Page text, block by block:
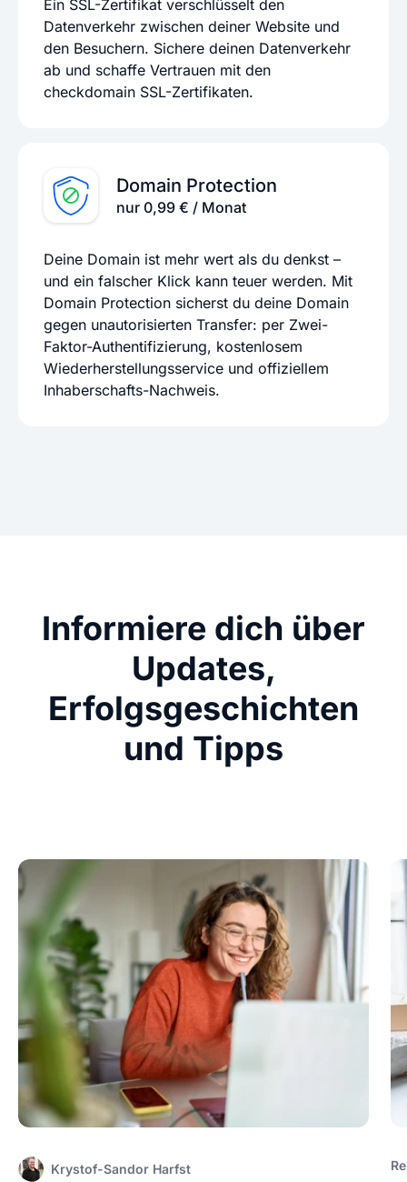
Ein SSL-Zertifikat verschlüsselt den
Datenverkehr zwischen deiner Website und
den Besuchern. Sichere deinen Datenverkehr
ab und schaffe Vertrauen mit den
checkdomain SSL-Zertifikaten.
Domain Protection
nur 0,99 € / Monat
Deine Domain ist mehr wert als du denkst –
und ein falscher Klick kann teuer werden. Mit
Domain Protection sicherst du deine Domain
gegen unautorisierten Transfer: per Zwei-
Faktor-Authentifizierung, kostenlosem
Wiederherstellungsservice und offiziellem
Inhaberschafts-Nachweis.
Informiere dich über
Updates,
Erfolgsgeschichten
und Tipps
Krystof-Sandor Harfst